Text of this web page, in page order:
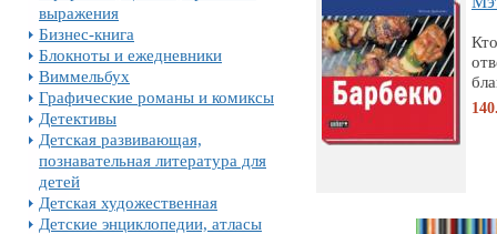
выражения
Бизнес-книга
Блокноты и ежедневники
Виммельбух
Графические романы и комиксы
Детективы
Детская развивающая,
познавательная литература для
детей
Детская художественная
Детские энциклопедии, атласы